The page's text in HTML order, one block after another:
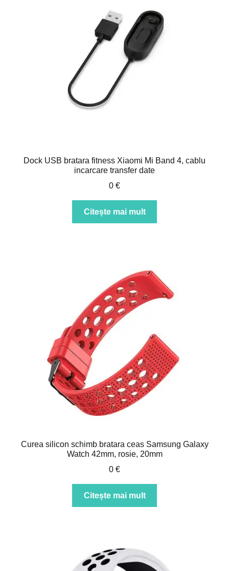
Dock USB bratara fitness Xiaomi Mi Band 4, cablu
incarcare transfer date
0 €
Citește mai mult
Curea silicon schimb bratara ceas Samsung Galaxy
Watch 42mm, rosie, 20mm
0 €
Citește mai mult